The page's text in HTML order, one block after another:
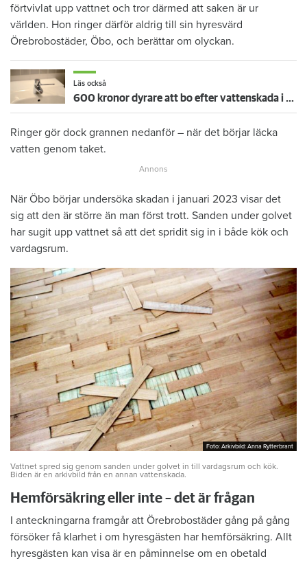
förtvivlat upp vattnet och tror därmed att saken är ur
världen. Hon ringer därför aldrig till sin hyresvärd
Örebrobostäder, Öbo, och berättar om olyckan.
Läs också
600 kronor dyrare att bo efter vattenskada i Varberg
Ringer gör dock grannen nedanför – när det börjar läcka
vatten genom taket.
När Öbo börjar undersöka skadan i januari 2023 visar det
sig att den är större än man först trott. Sanden under golvet
har sugit upp vattnet så att det spridit sig in i både kök och
vardagsrum.
Foto: Arkivbild: Anna Rytterbrant
Foto: Arkivbild: Anna Rytterbrant
Vattnet spred sig genom sanden under golvet in till vardagsrum och kök.
Biden är en arkivbild från en annan vattenskada.
Hemförsäkring eller inte – det är frågan
I anteckningarna framgår att Örebrobostäder gång på gång
försöker få klarhet i om hyresgästen har hemförsäkring. Allt
hyresgästen kan visa är en påminnelse om en obetald